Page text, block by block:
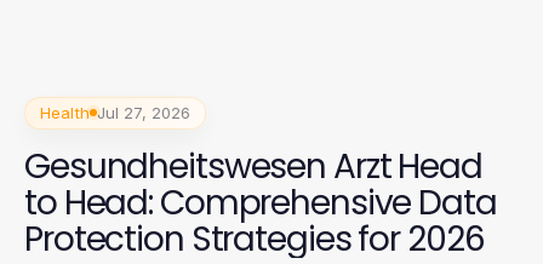
Health Jul 27, 2026
Gesundheitswesen Arzt Head
to Head: Comprehensive Data
Protection Strategies for 2026